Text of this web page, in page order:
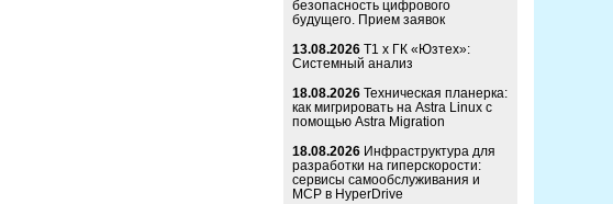
безопасность цифрового
будущего. Прием заявок
13.08.2026 Т1 x ГК «Юзтех»:
Системный анализ
18.08.2026 Техническая планерка:
как мигрировать на Astra Linux с
помощью Astra Migration
18.08.2026 Инфраструктура для
разработки на гиперскорости:
сервисы самообслуживания и
MCP в HyperDrive